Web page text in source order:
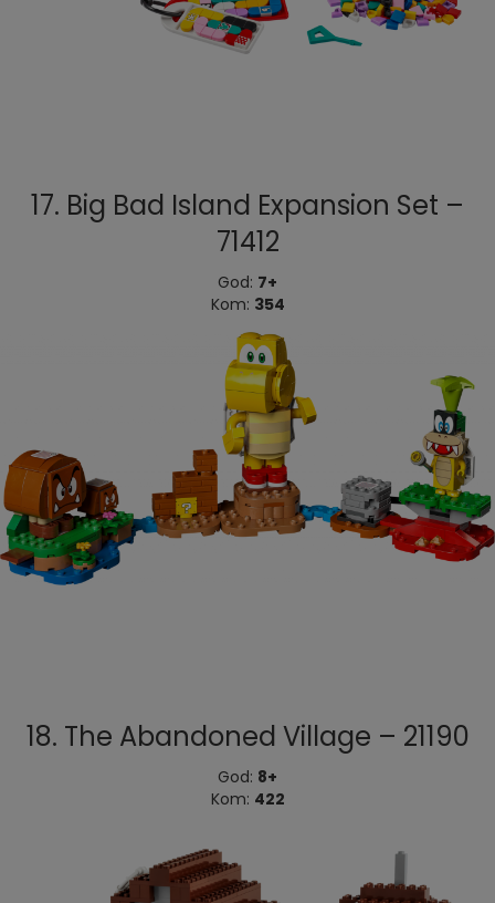
17. Big Bad Island Expansion Set –
71412
God: 7+
Kom: 354
18. The Abandoned Village – 21190
God: 8+
Kom: 422